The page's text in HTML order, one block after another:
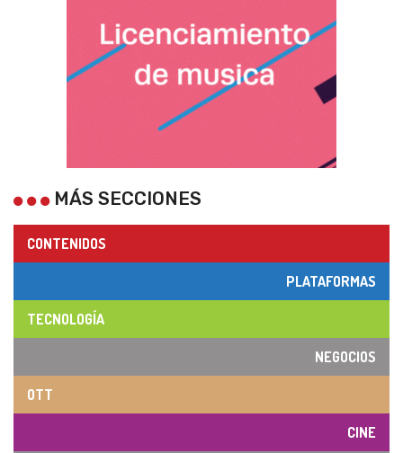
MÁS SECCIONES
CONTENIDOS
PLATAFORMAS
TECNOLOGÍA
NEGOCIOS
OTT
CINE